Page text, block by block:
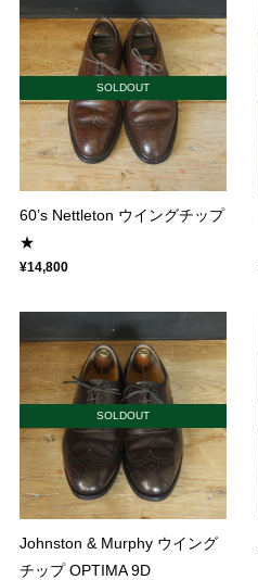
SOLDOUT
60’s Nettleton ウイングチップ
★
¥14,800
SOLDOUT
Johnston & Murphy ウイング
チップ OPTIMA 9D